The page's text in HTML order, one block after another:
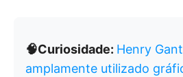
🧠Curiosidade: Henry
amplamente utilizado